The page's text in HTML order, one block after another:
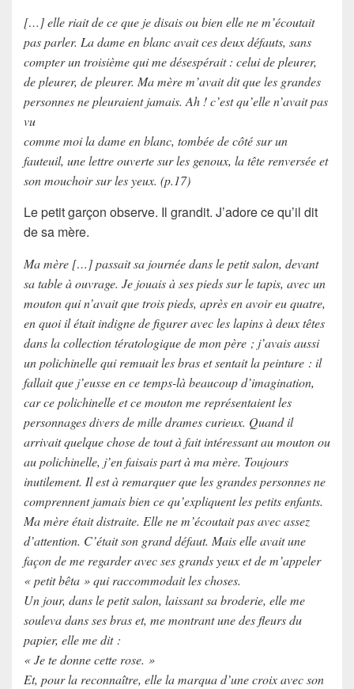
[…] elle riait de ce que je disais ou bien elle ne m’écoutait
pas parler. La dame en blanc avait ces deux défauts, sans
compter un troisième qui me désespérait : celui de pleurer,
de pleurer, de pleurer. Ma mère m’avait dit que les grandes
personnes ne pleuraient jamais. Ah ! c’est qu’elle n’avait pas
vu
comme moi la dame en blanc, tombée de côté sur un
fauteuil, une lettre ouverte sur les genoux, la tête renversée et
son mouchoir sur les yeux. (p.17)
Le petit garçon observe. Il grandit. J’adore ce qu’il dit
desa mère.
Ma mère […] passait sa journée dans le petit salon, devant
sa table à ouvrage. Je jouais à ses pieds sur le tapis, avec un
mouton qui n’avait que trois pieds, après en avoir eu quatre,
en quoi il était indigne de figurer avec les lapins à deux têtes
dans la collection tératologique de mon père ; j’avais aussi
un polichinelle qui remuait les bras et sentait la peinture : il
fallait que j’eusse en ce temps-là beaucoup d’imagination,
car ce polichinelle et ce mouton me représentaient les
personnages divers de mille drames curieux. Quand il
arrivait quelque chose de tout à fait intéressant au mouton ou
au polichinelle, j’en faisais part à ma mère. Toujours
inutilement. Il est à remarquer que les grandes personnes ne
comprennent jamais bien ce qu’expliquent les petits enfants.
Ma mère était distraite. Elle ne m’écoutait pas avec assez
d’attention. C’était son grand défaut. Mais elle avait une
façon de me regarder avec ses grands yeux et de m’appeler
« petit bêta » qui raccommodait les choses.
Un jour, dans le petit salon, laissant sa broderie, elle me
souleva dans ses bras et, me montrant une des fleurs du
papier, elle me dit :
« Je te donne cette rose. »
Et, pour la reconnaître, elle la marqua d’une croix avec son